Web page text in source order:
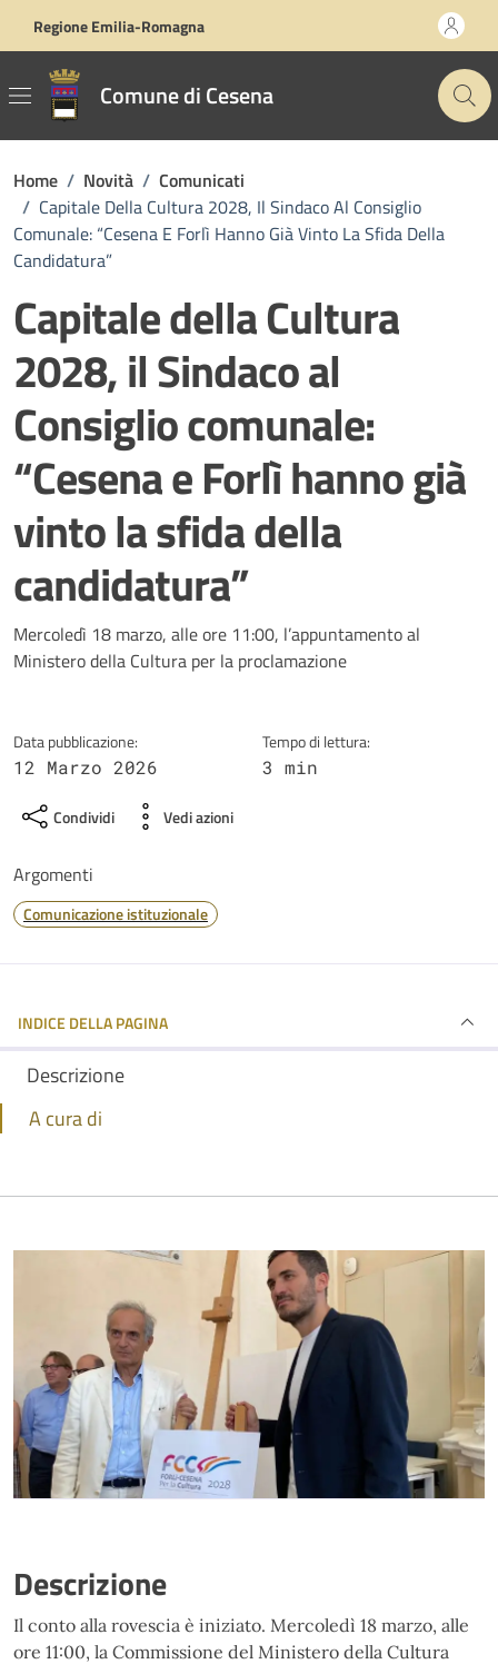
Regione Emilia-Romagna
Comune di Cesena
Home / Novità / Comunicati
/ Capitale Della Cultura 2028, Il Sindaco Al Consiglio
Comunale: “Cesena E Forlì Hanno Già Vinto La Sfida Della
Candidatura”
Capitale della Cultura
2028, il Sindaco al
Consiglio comunale:
“Cesena e Forlì hanno già
vinto la sfida della
candidatura”
Dettagli della notizia
Mercoledì 18 marzo, alle ore 11:00, l’appuntamento al
Ministero della Cultura per la proclamazione
Data pubblicazione:
12 Marzo 2026
Tempo di lettura:
3 min
Condividi Vedi azioni
Argomenti
Comunicazione istituzionale
INDICE DELLA PAGINA
Descrizione
A cura di
Descrizione
Il conto alla rovescia è iniziato. Mercoledì 18 marzo, alle
ore 11:00, la Commissione del Ministero della Cultura